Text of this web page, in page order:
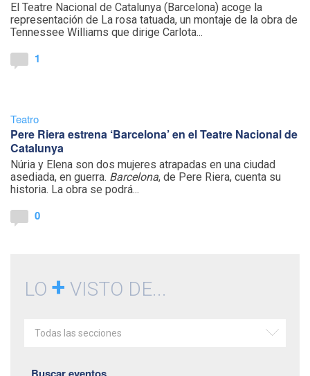
El Teatre Nacional de Catalunya (Barcelona) acoge la
representación de La rosa tatuada, un montaje de la obra de
Tennessee Williams que dirige Carlota...
1
Teatro
Pere Riera estrena ‘Barcelona’ en el Teatre Nacional de
Catalunya
Núria y Elena son dos mujeres atrapadas en una ciudad
asediada, en guerra. Barcelona, de Pere Riera, cuenta su
historia. La obra se podrá...
0
LO + VISTO DE...
Todas las secciones